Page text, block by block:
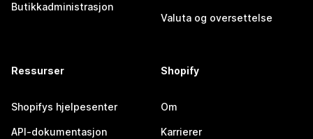
Butikkadministrasjon
Valuta og oversettelse
Ressurser
Shopifys hjelpesenter
API-dokumentasjon
Shopify
Om
Karrierer